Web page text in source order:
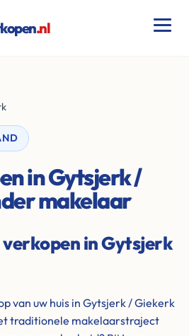
.nl
in Gytsjerk /
makelaar
in Gytsjerk
van uw huis in Gytsjerk / Giekerk
traditionele makelaarstraject